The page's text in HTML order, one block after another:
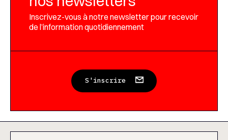
Inscrivez-vous à notre newsletter pour recevoir
de l’information quotidiennement
S'inscrire